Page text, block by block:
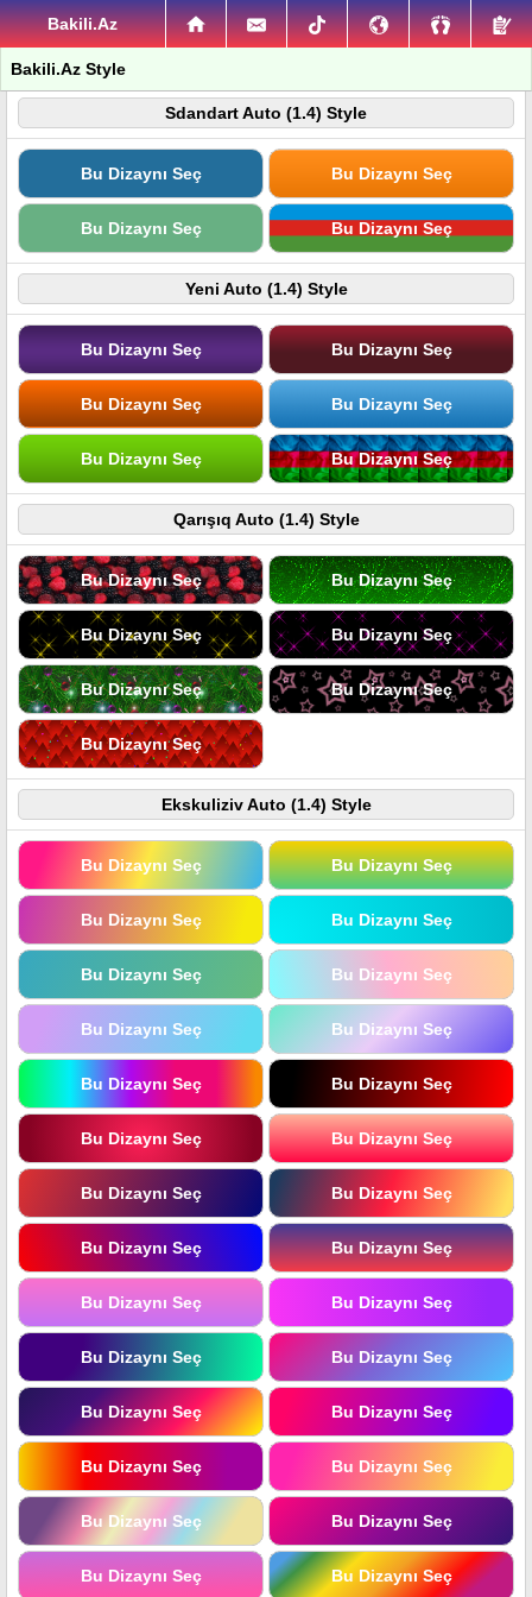
Bakili.Az
Bakili.Az Style
Sdandart Auto (1.4) Style
Bu Dizaynı Seç Bu Dizaynı Seç
Bu Dizaynı Seç Bu Dizaynı Seç
Yeni Auto (1.4) Style
Bu Dizaynı Seç Bu Dizaynı Seç
Bu Dizaynı Seç Bu Dizaynı Seç
Bu Dizaynı Seç Bu Dizaynı Seç
Qarışıq Auto (1.4) Style
Bu Dizaynı Seç Bu Dizaynı Seç
Bu Dizaynı Seç Bu Dizaynı Seç
Bu Dizaynı Seç Bu Dizaynı Seç
Bu Dizaynı Seç
Ekskuliziv Auto (1.4) Style
Bu Dizaynı Seç Bu Dizaynı Seç
Bu Dizaynı Seç Bu Dizaynı Seç
Bu Dizaynı Seç Bu Dizaynı Seç
Bu Dizaynı Seç Bu Dizaynı Seç
Bu Dizaynı Seç Bu Dizaynı Seç
Bu Dizaynı Seç Bu Dizaynı Seç
Bu Dizaynı Seç Bu Dizaynı Seç
Bu Dizaynı Seç Bu Dizaynı Seç
Bu Dizaynı Seç Bu Dizaynı Seç
Bu Dizaynı Seç Bu Dizaynı Seç
Bu Dizaynı Seç Bu Dizaynı Seç
Bu Dizaynı Seç Bu Dizaynı Seç
Bu Dizaynı Seç Bu Dizaynı Seç
Bu Dizaynı Seç Bu Dizaynı Seç